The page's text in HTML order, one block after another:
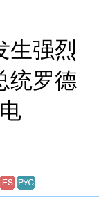
生强烈
统罗德